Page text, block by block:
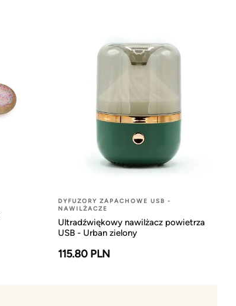
DYFUZORY ZAPACHOWE USB -
NAWILŻACZE
Ultradźwiękowy nawilżacz powietrza
USB - Urban zielony
115.80 PLN